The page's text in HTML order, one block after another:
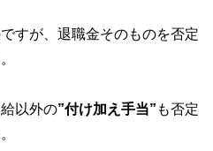
すが、退職金そのものを否定
以外の”付け加え手当” も否定